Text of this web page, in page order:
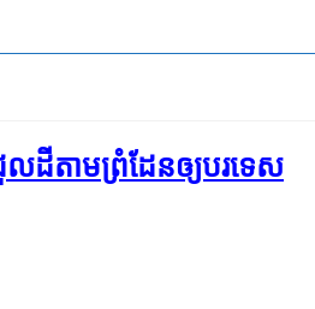
ល​ដី​តាម​ព្រំដែន​ឲ្យ​បរទេស